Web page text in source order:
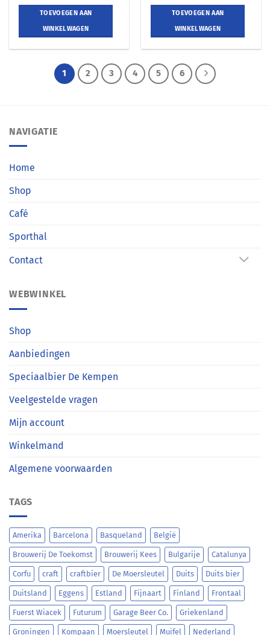
TOEVOEGEN AAN
WINKELWAGEN
TOEVOEGEN AAN
WINKELWAGEN
1 2 3 4 5 6
NAVIGATIE
Home
Shop
Café
Sporthal
Contact
WEBWINKEL
Shop
Aanbiedingen
Speciaalbier De Kempen
Veelgestelde vragen
Mijn account
Winkelmand
Algemene voorwaarden
TAGS
Amerika Barcelona Basqueland België
Brouwerij De Toekomst Brouwerij Kees Bulgarije Catalunya
Corfu craft craftbier De Moersleutel Duits Duits bier
Duitsland Eggens Estland Fijnaart Finland Frontaal
Fuerst Wiacek Futurum Garage Beer Co. Griekenland
Groningen Kompaan Moersleutel Muifel Nederland